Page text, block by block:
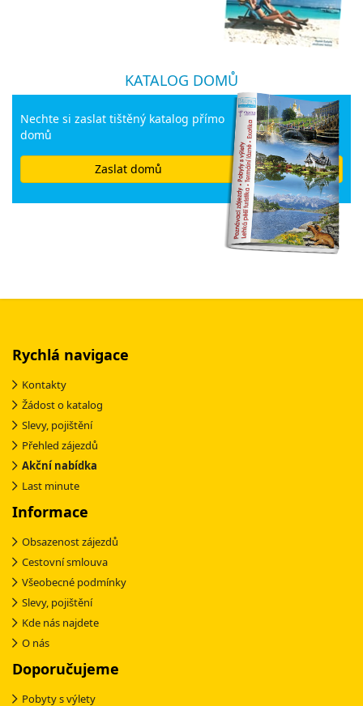
KATALOG DOMŮ
Nechte si zaslat tištěný katalog přímo
domů
Zaslat domů
Rychlá navigace
Kontakty
Žádost o katalog
Slevy, pojištění
Přehled zájezdů
Akční nabídka
Last minute
Informace
Obsazenost zájezdů
Cestovní smlouva
Všeobecné podmínky
Slevy, pojištění
Kde nás najdete
O nás
Doporučujeme
Pobyty s výlety